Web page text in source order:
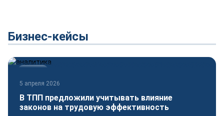
Бизнес-кейсы
5 апреля 2026
В ТПП предложили учитывать влияние
законов на трудовую эффективность